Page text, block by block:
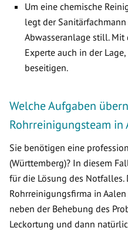
Um eine chemische
legt der
Abwasseranlage still. Mit
Experte auch in der
beseitigen.
Welche Aufgaben
Rohrreinigungsteam in
Sie benötigen eine
(Württemberg)? In diesem
für die Lösung des Notfalles.
Rohrreinigungsfirma in
neben der Behebung des
Leckortung und dann